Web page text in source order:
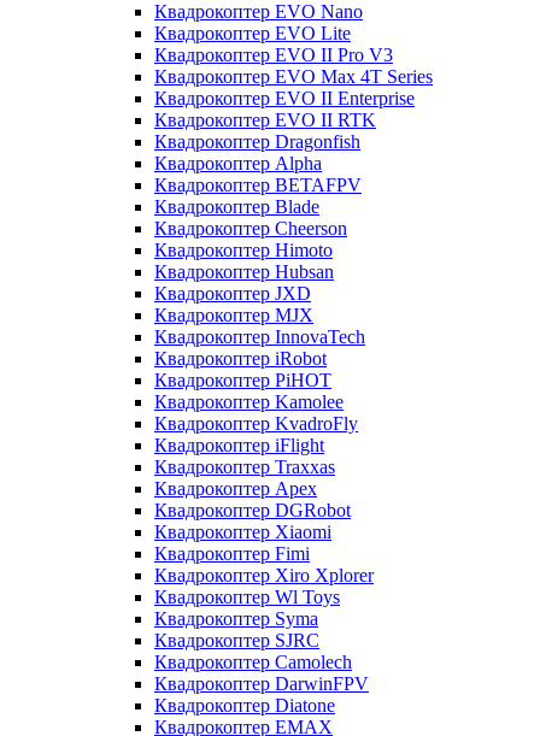
Квадрокоптер EVO Nano
Квадрокоптер EVO Lite
Квадрокоптер EVO II Pro V3
Квадрокоптер EVO Max 4T Series
Квадрокоптер EVO II Enterprise
Квадрокоптер EVO II RTK
Квадрокоптер Dragonfish
Квадрокоптер Alpha
Квадрокоптер BETAFPV
Квадрокоптер Blade
Квадрокоптер Cheerson
Квадрокоптер Himoto
Квадрокоптер Hubsan
Квадрокоптер JXD
Квадрокоптер MJX
Квадрокоптер InnovaTech
Квадрокоптер iRobot
Квадрокоптер PiHOT
Квадрокоптер Kamolee
Квадрокоптер KvadroFly
Квадрокоптер iFlight
Квадрокоптер Traxxas
Квадрокоптер Apex
Квадрокоптер DGRobot
Квадрокоптер Xiaomi
Квадрокоптер Fimi
Квадрокоптер Xiro Xplorer
Квадрокоптер Wl Toys
Квадрокоптер Syma
Квадрокоптер SJRC
Квадрокоптер Camolech
Квадрокоптер DarwinFPV
Квадрокоптер Diatone
Квадрокоптер EMAX